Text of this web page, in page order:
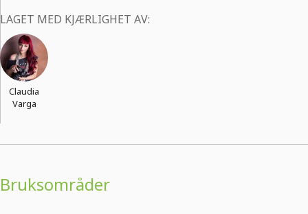
LAGET MED KJÆRLIGHET AV:
Claudia
Varga
Bruksområder